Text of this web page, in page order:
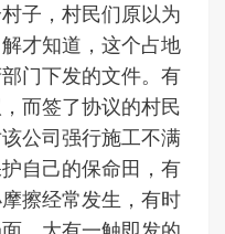
子，村民们原以为
才知道，这个占地
门下发的文件。有
而签了协议的村民
公司强行施工不满
自己的保命田，有
擦经常发生，有时